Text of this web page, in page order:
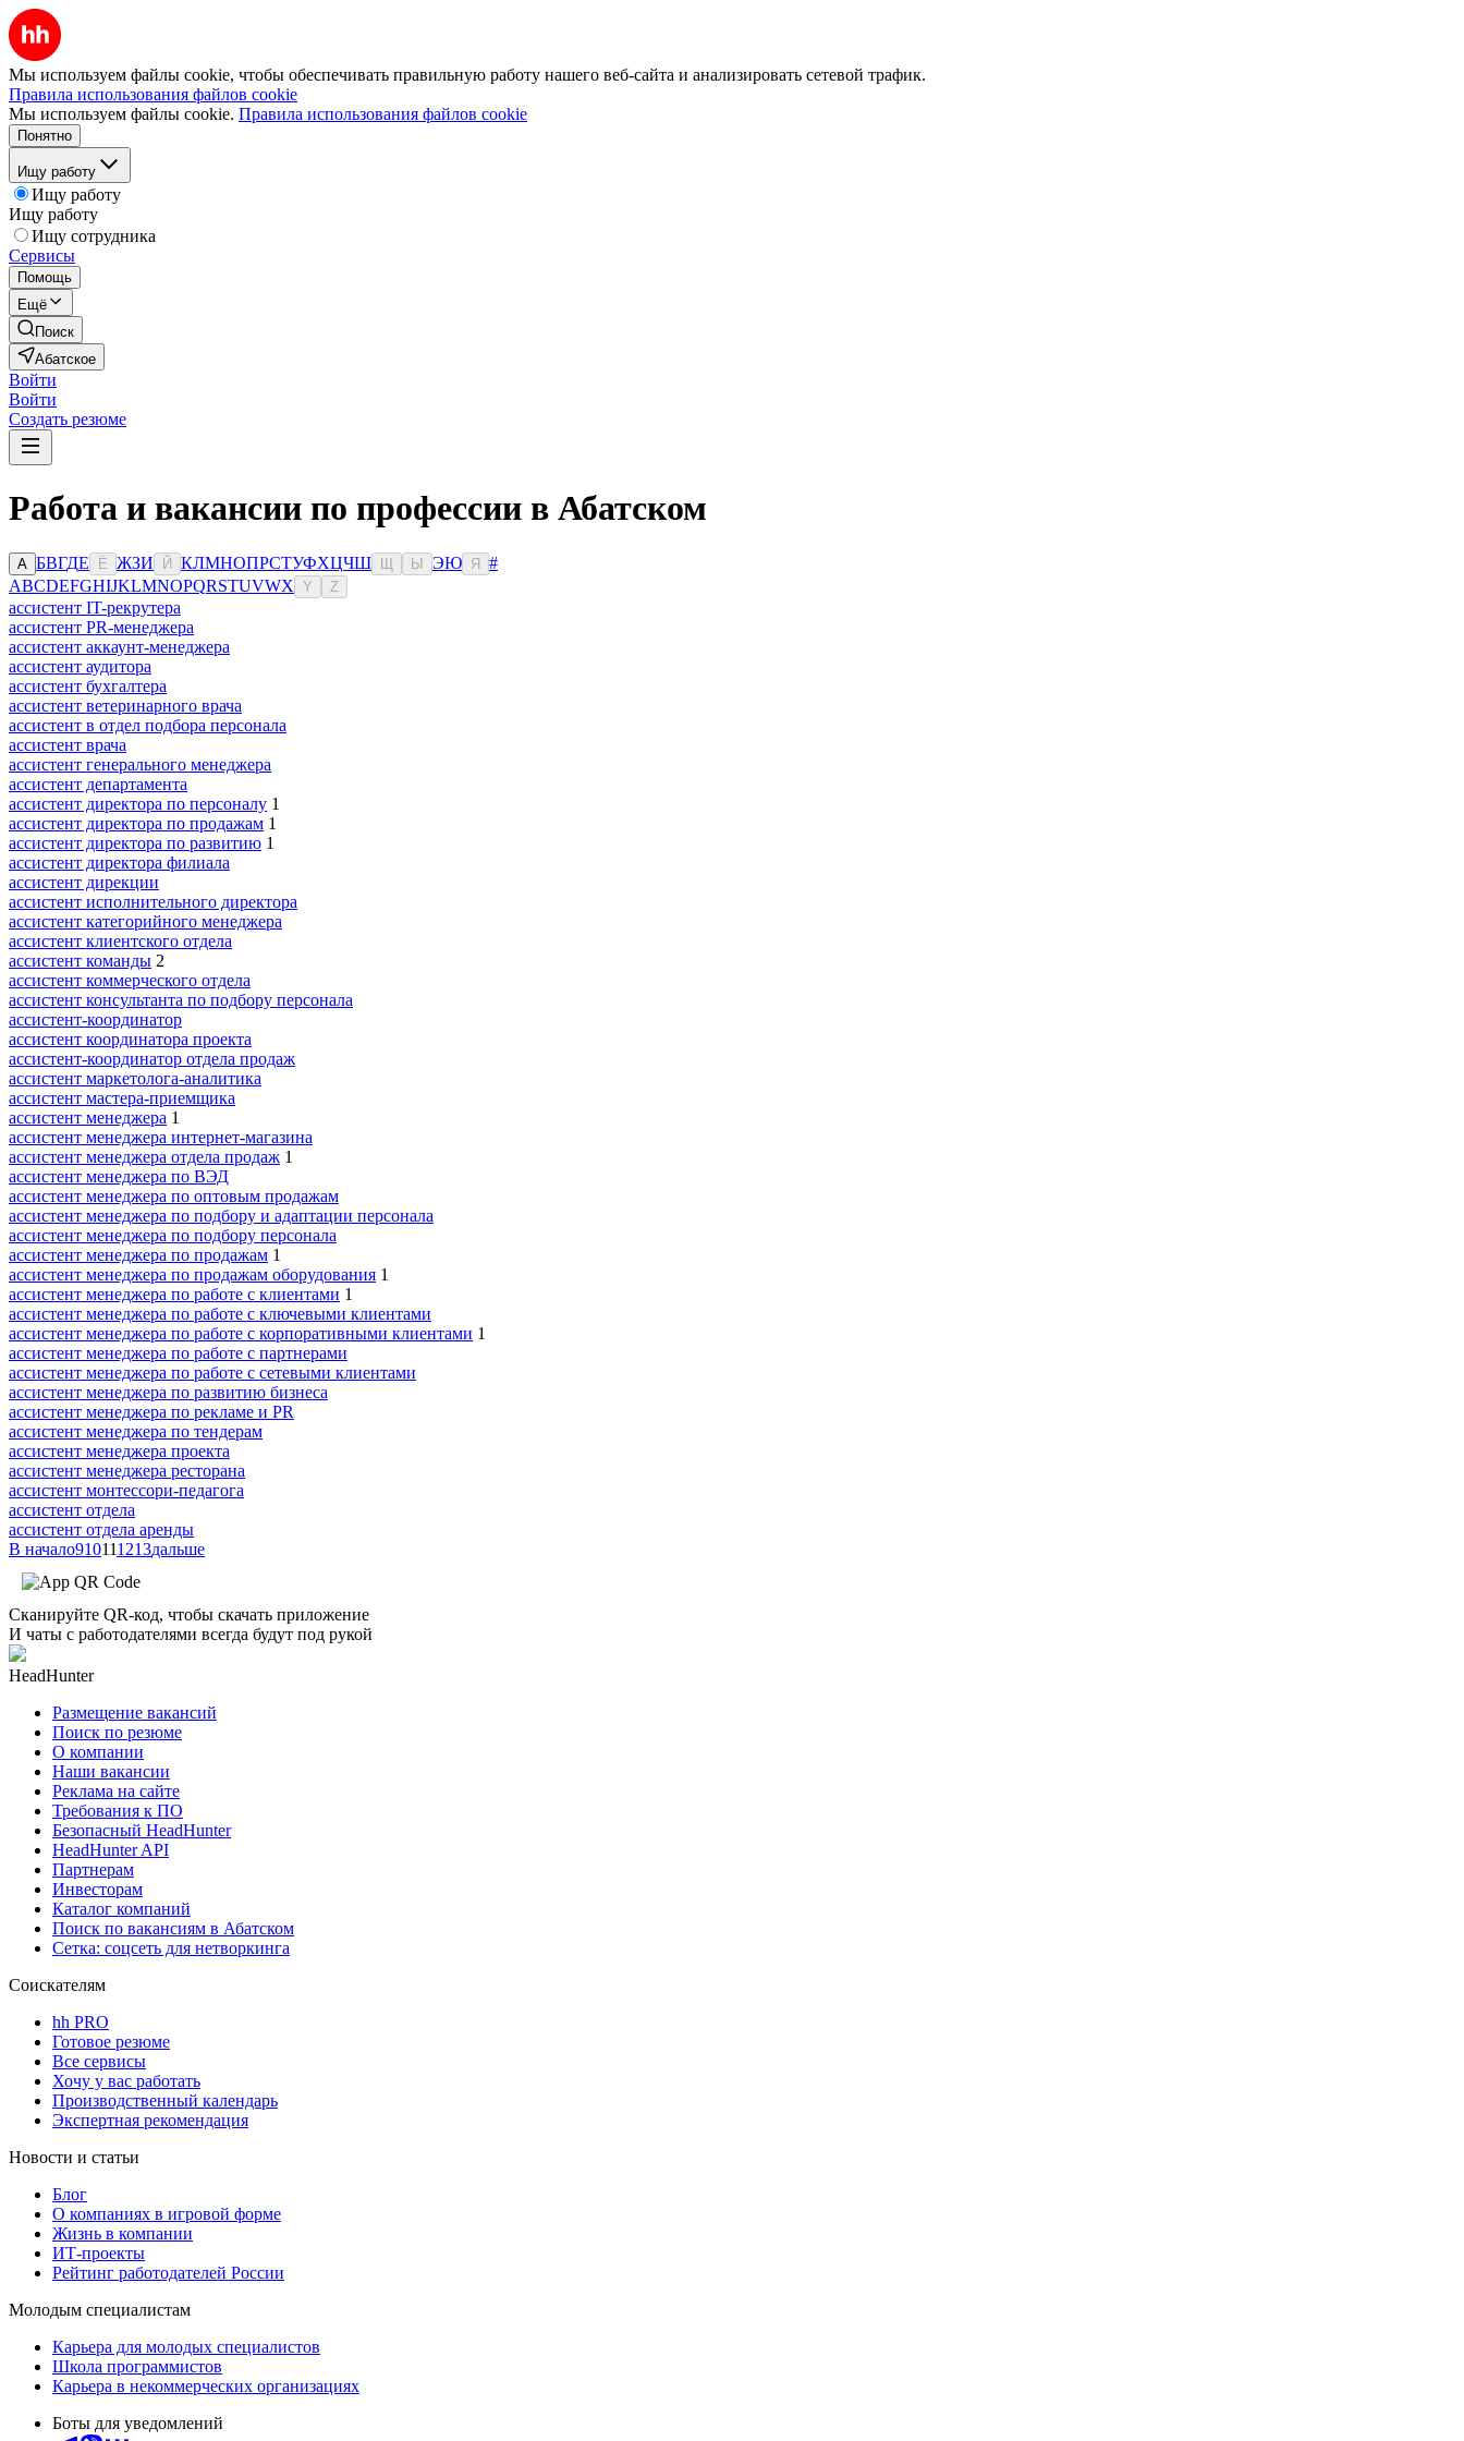
Мы используем файлы cookie, чтобы обеспечивать правильную работу нашего веб-сайта и анализировать сетевой трафик.
Правила использования файлов cookie
Мы используем файлы cookie. Правила использования файлов cookie
Понятно
Ищу работу
Ищу работу
Ищу работу
Ищу сотрудника
Сервисы
Помощь
Ещё
Поиск
Абатское
Войти
Войти
Создать резюме
Работа и вакансии по профессии в Абатском
А БВГДЕ Ё ЖЗИ Й КЛМНОПРСТУФХЦЧШ Ы ЭЮ Я
#
ABCDEFGHIJKLMNOPQRSTUVWX Y Z
ассистент IT-рекрутера
ассистент PR-менеджера
ассистент аккаунт-менеджера
ассистент аудитора
ассистент бухгалтера
ассистент ветеринарного врача
ассистент в отдел подбора персонала
ассистент врача
ассистент генерального менеджера
ассистент департамента
ассистент директора по персоналу 1
ассистент директора по продажам 1
ассистент директора по развитию 1
ассистент директора филиала
ассистент дирекции
ассистент исполнительного директора
ассистент категорийного менеджера
ассистент клиентского отдела
ассистент команды 2
ассистент коммерческого отдела
ассистент консультанта по подбору персонала
ассистент-координатор
ассистент координатора проекта
ассистент-координатор отдела продаж
ассистент маркетолога-аналитика
ассистент мастера-приемщика
ассистент менеджера 1
ассистент менеджера интернет-магазина
ассистент менеджера отдела продаж 1
ассистент менеджера по ВЭД
ассистент менеджера по оптовым продажам
ассистент менеджера по подбору и адаптации персонала
ассистент менеджера по подбору персонала
ассистент менеджера по продажам 1
ассистент менеджера по продажам оборудования 1
ассистент менеджера по работе с клиентами 1
ассистент менеджера по работе с ключевыми клиентами
ассистент менеджера по работе с корпоративными клиентами 1
ассистент менеджера по работе с партнерами
ассистент менеджера по работе с сетевыми клиентами
ассистент менеджера по развитию бизнеса
ассистент менеджера по рекламе и PR
ассистент менеджера по тендерам
ассистент менеджера проекта
ассистент менеджера ресторана
ассистент монтессори-педагога
ассистент отдела
ассистент отдела аренды
В начало910111213дальше
Сканируйте QR-код, чтобы скачать приложение
И чаты с работодателями всегда будут под рукой
HeadHunter
Размещение вакансий
Поиск по резюме
О компании
Наши вакансии
Реклама на сайте
Требования к ПО
Безопасный HeadHunter
HeadHunter API
Партнерам
Инвесторам
Каталог компаний
Поиск по вакансиям в Абатском
Сетка: соцсеть для нетворкинга
Соискателям
hh PRO
Готовое резюме
Все сервисы
Хочу у вас работать
Производственный календарь
Экспертная рекомендация
Новости и статьи
Блог
О компаниях в игровой форме
Жизнь в компании
ИТ-проекты
Рейтинг работодателей России
Молодым специалистам
Карьера для молодых специалистов
Школа программистов
Карьера в некоммерческих организациях
Боты для уведомлений